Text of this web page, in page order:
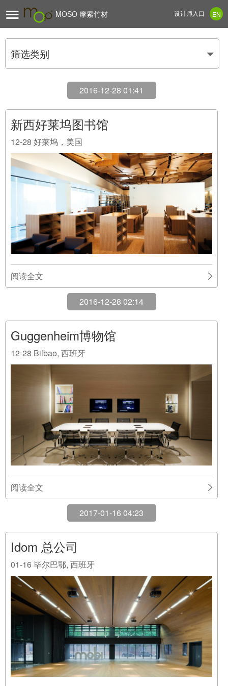
 MOSO 摩索竹材 EN
设计师入口
筛选类别
2016-12-28 01:41
新西好莱坞图书馆
12-28 好莱坞，美国
阅读全文
2016-12-28 02:14
Guggenheim博物馆
12-28 Bilbao, 西班牙
阅读全文
2017-01-16 04:23
Idom 总公司
01-16毕尔巴鄂, 西班牙